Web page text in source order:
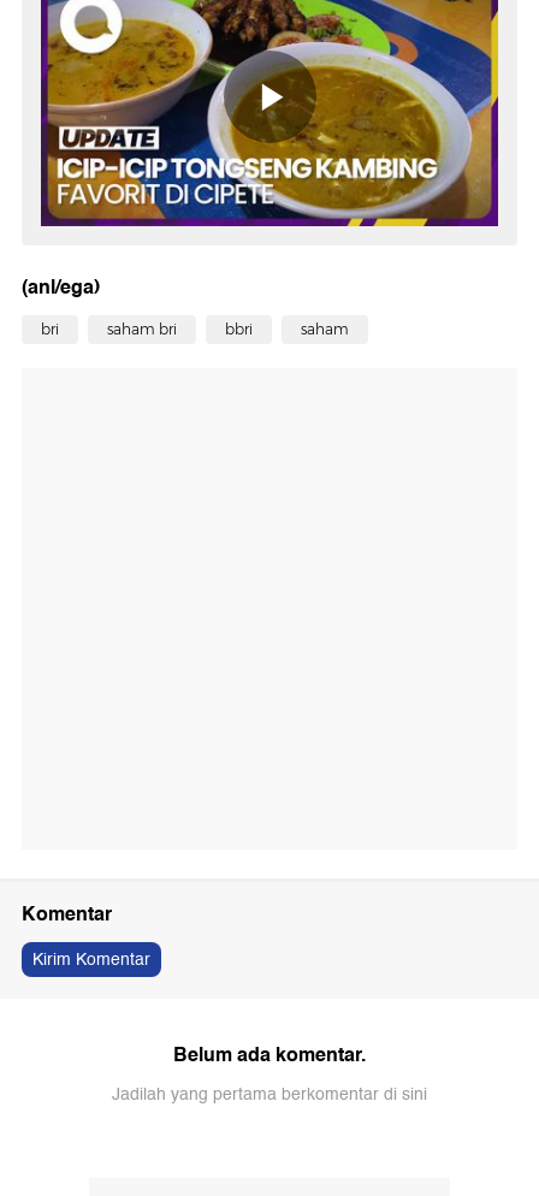
(anl/ega)
bri saham bri bbri saham
Komentar
Kirim Komentar
Belum ada komentar.
Jadilah yang pertama berkomentar di sini